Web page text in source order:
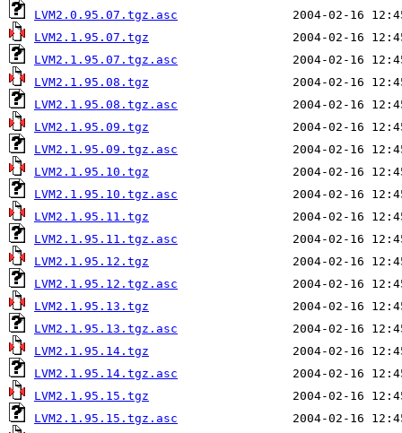
LVM2.0.95.07.tgz.asc
LVM2.1.95.07.tgz
LVM2.1.95.07.tgz.asc
LVM2.1.95.08.tgz
LVM2.1.95.08.tgz.asc
LVM2.1.95.09.tgz
LVM2.1.95.09.tgz.asc
LVM2.1.95.10.tgz
LVM2.1.95.10.tgz.asc
LVM2.1.95.11.tgz
LVM2.1.95.11.tgz.asc
LVM2.1.95.12.tgz
LVM2.1.95.12.tgz.asc
LVM2.1.95.13.tgz
LVM2.1.95.13.tgz.asc
LVM2.1.95.14.tgz
LVM2.1.95.14.tgz.asc
LVM2.1.95.15.tgz
LVM2.1.95.15.tgz.asc